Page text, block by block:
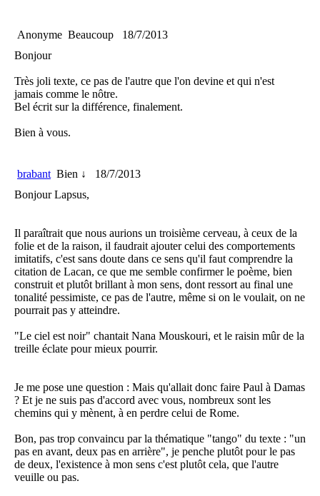
Anonyme Beaucoup
18/7/2013
Bonjour
Très joli texte, ce pas de l'autre que l'on devine et qui n'est
jamais comme le nôtre.
Bel écrit sur la différence, finalement.
Bien à vous.
brabant Bien ↓
18/7/2013
Bonjour Lapsus,
Il paraîtrait que nous aurions un troisième cerveau, à ceux de la
folie et de la raison, il faudrait ajouter celui des comportements
imitatifs, c'est sans doute dans ce sens qu'il faut comprendre la
citation de Lacan, ce que me semble confirmer le poème, bien
construit et plutôt brillant à mon sens, dont ressort au final une
tonalité pessimiste, ce pas de l'autre, même si on le voulait, on ne
pourrait pas y atteindre.
"Le ciel est noir" chantait Nana Mouskouri, et le raisin mûr de la
treille éclate pour mieux pourrir.
Je me pose une question : Mais qu'allait donc faire Paul à Damas
? Et je ne suis pas d'accord avec vous, nombreux sont les
chemins qui y mènent, à en perdre celui de Rome.
Bon, pas trop convaincu par la thématique "tango" du texte : "un
pas en avant, deux pas en arrière", je penche plutôt pour le pas
de deux, l'existence à mon sens c'est plutôt cela, que l'autre
veuille ou pas.